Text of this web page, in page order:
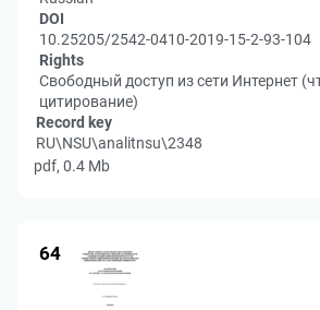
DOI
10.25205/2542-0410-2019-15-2-93-104
Rights
Свободный доступ из сети Интернет
цитирование)
Record key
RU\NSU\analitnsu\2348
pdf, 0.4 Mb
64